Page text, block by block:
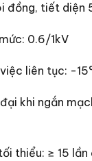
đồng, tiết diện
0.6/1kV
liên tục: -
khi ngắn
thiểu: ≥ 15